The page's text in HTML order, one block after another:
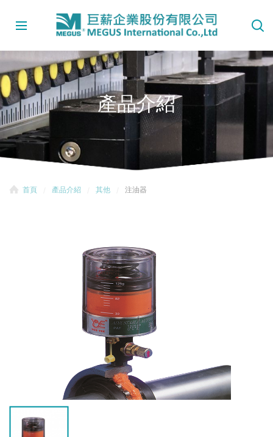
產品介紹
首頁 產品介紹 其他 注油器